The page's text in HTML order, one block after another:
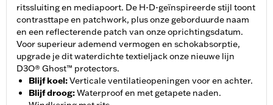
ritssluiting en mediapoort. De H-D-geïnspireerde stijl toont
contrasttape en patchwork, plus onze geborduurde naam
en een reflecterende patch van onze oprichtingsdatum.
Voor superieur ademend vermogen en schokabsorptie,
upgrade je dit waterdichte textieljack onze nieuwe lijn
D3O® Ghost™ protectors.
Blijf koel:Verticale ventilatieopeningen voor en achter.
Blijf droog:Waterproof en met getapete naden.